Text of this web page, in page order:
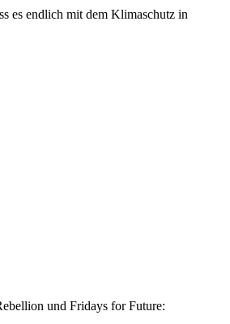
es endlich mit dem Klimaschutz in
und Fridays for Future: